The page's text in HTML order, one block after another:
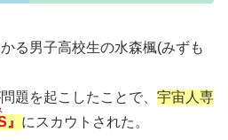
る男子高校生の水森楓(みずも
題を起こしたことで、 宇宙人専
』 にスカウトされた。